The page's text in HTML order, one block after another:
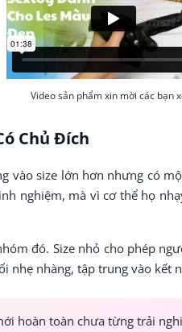
Video sản phẩm xin mời các bạn
Chủ Đích
vào size lớn hơn nhưng có
nghiệm, mà vì cơ thể họ
đó. Size nhỏ cho phép
nhẹ nhàng, tập trung vào kết
hoàn toàn chưa từng trải